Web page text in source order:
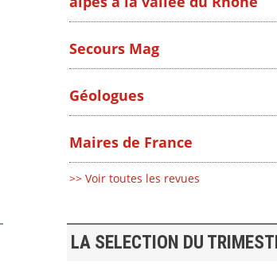
"Changement
"Plan ministériel
Secours Mag
Géologues
Maires de France
>> Voir toutes les revues
LA SELECTION DU